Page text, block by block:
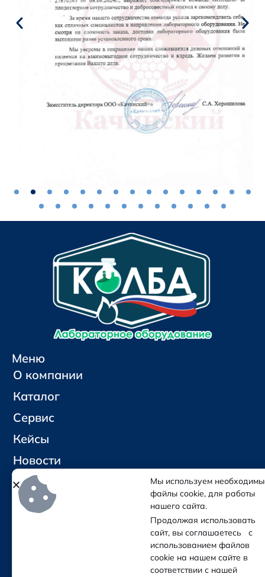
Меню
О компании
Каталог
Сервис
Кейсы
Новости
Контакты
Социальные сети и контакты
Мы используем
файлы cookie, для работы
нашего сайта.
Продолжая использовать
сайт, вы соглашаетесь с
использованием файлов
cookie на нашем сайте в
соответствии с нашей